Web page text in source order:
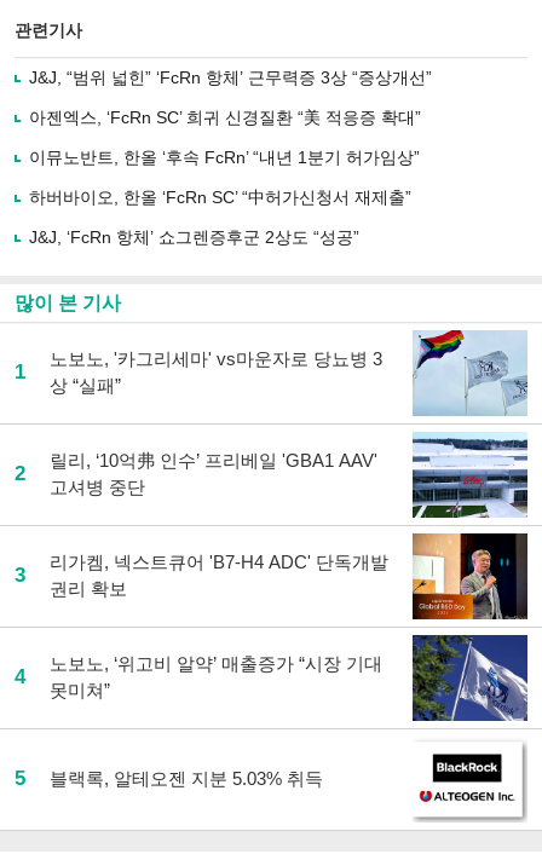
로
기
사
유
기
관련기사
J&J, “범위 넓힌” ‘FcRn 항체’ 근무력증 3상 “증상개선”
아젠엑스, ‘FcRn SC’ 희귀 신경질환 “美 적응증 확대”
이뮤노반트, 한올 ‘후속 FcRn’ “내년 1분기 허가임상”
하버바이오, 한올 ‘FcRn SC’ “中허가신청서 재제출”
J&J, ‘FcRn 항체’ 쇼그렌증후군 2상도 “성공”
많이 본 기사
1
노보노, '카그리세마' vs마운자로 당뇨병 3
상 “실패”
2
릴리, ‘10억弗 인수’ 프리베일 'GBA1 AAV'
고셔병 중단
3
리가켐, 넥스트큐어 'B7-H4 ADC' 단독개발
권리 확보
4
노보노, ‘위고비 알약’ 매출증가 “시장 기대
못미쳐”
5 블랙록, 알테오젠 지분 5.03% 취득